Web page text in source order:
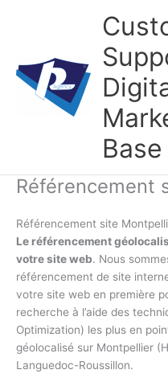
Base
Référencement
Référencement site
Le référencement
votre site web. Nous
référencement de site
votre site web en première
recherche à l’aide des
Optimization) les plus en
géolocalisé sur Montpellier
Languedoc-Roussillon.